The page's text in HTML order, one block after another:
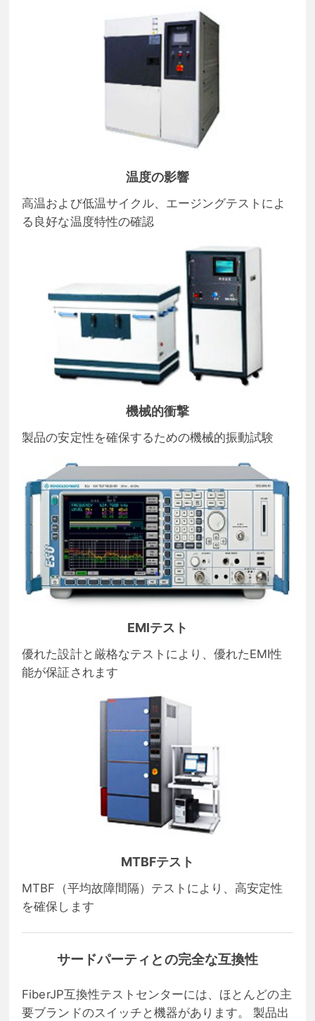
温度の影響
高温および低温サイクル、エージングテストによ
る良好な温度特性の確認
機械的衝撃
製品の安定性を確保するための機械的振動試験
EMIテスト
優れた設計と厳格なテストにより、優れたEMI性
能が保証されます
MTBFテスト
MTBF（平均故障間隔）テストにより、高安定性
を確保します
サードパーティとの完全な互換性
FiberJP互換性テストセンターには、ほとんどの主
要ブランドのスイッチと機器があります。 製品出